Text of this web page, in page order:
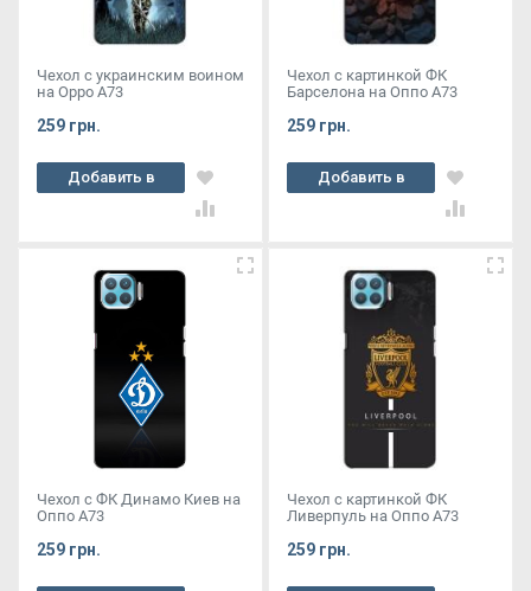
Чехол с украинским воином
на Oppo A73
259 грн.
Добавить в
корзину
Чехол с картинкой ФК
Барселона на Оппо А73
259 грн.
Добавить в
корзину
Чехол с ФК Динамо Киев на
Оппо А73
259 грн.
Чехол с картинкой ФК
Ливерпуль на Оппо А73
259 грн.